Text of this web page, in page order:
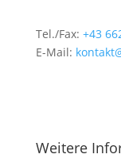
Tel./Fax: +43
E-Mail:
Weitere